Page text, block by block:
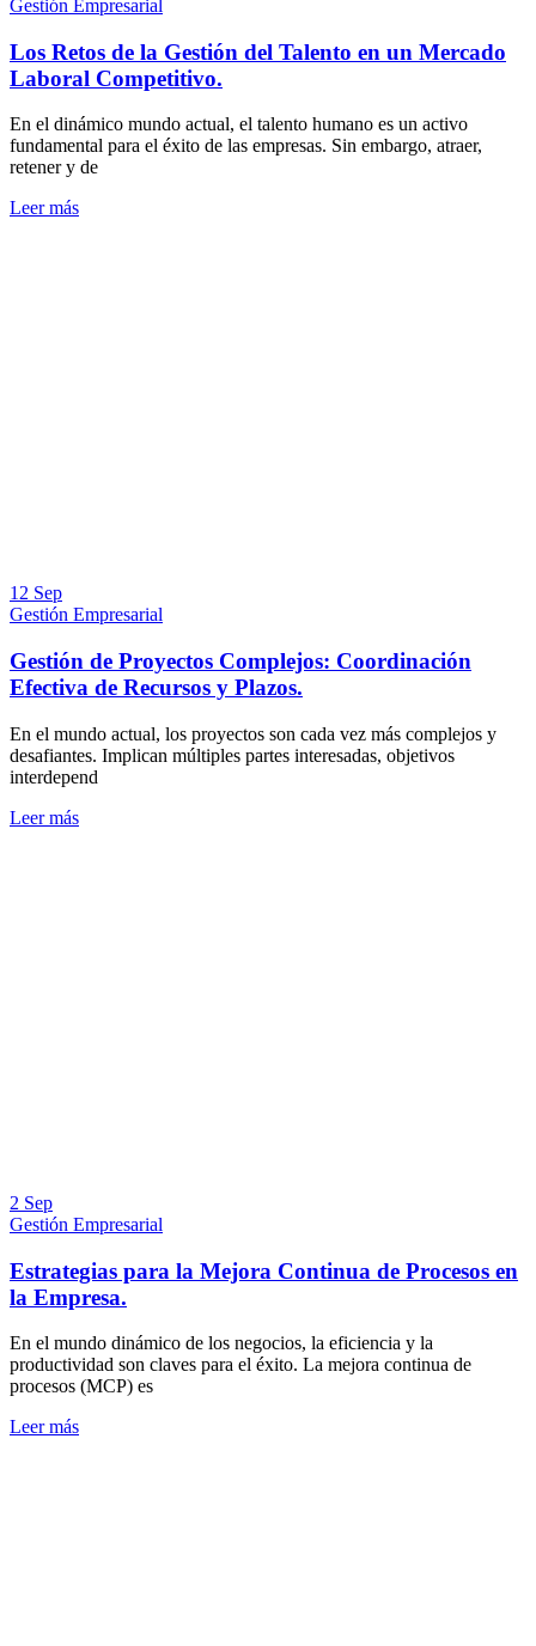
Gestión Empresarial
Los Retos de la Gestión del Talento en un Mercado
Laboral Competitivo.
En el dinámico mundo actual, el talento humano es un activo
fundamental para el éxito de las empresas. Sin embargo, atraer,
retener y de
Leer más
12 Sep
Gestión Empresarial
Gestión de Proyectos Complejos: Coordinación
Efectiva de Recursos y Plazos.
En el mundo actual, los proyectos son cada vez más complejos y
desafiantes. Implican múltiples partes interesadas, objetivos
interdepend
Leer más
2 Sep
Gestión Empresarial
Estrategias para la Mejora Continua de Procesos en
la Empresa.
En el mundo dinámico de los negocios, la eficiencia y la
productividad son claves para el éxito. La mejora continua de
procesos (MCP) es
Leer más